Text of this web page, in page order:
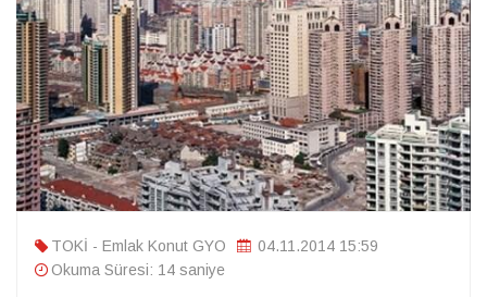
TOKİ - Emlak Konut GYO
04.11.2014 15:59
Okuma Süresi: 14 saniye